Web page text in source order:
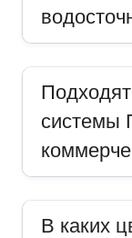
системы
В каких